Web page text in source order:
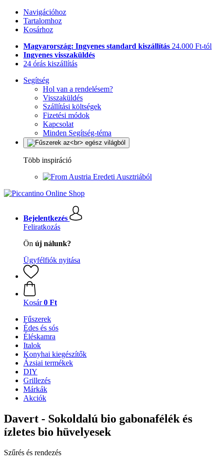
Navigációhoz
Tartalomhoz
Kosárhoz
Magyarország: Ingyenes standard kiszállítás 24.000 Ft-tól
Ingyenes visszaküldés
24 órás kiszállítás
Segítség
Hol van a rendelésem?
Visszaküldés
Szállítási költségek
Fizetési módok
Kapcsolat
Minden Segítség-téma
Több inspiráció
Eredeti Ausztriából
Bejelentkezés
Feliratkozás
Ön új nálunk?
Ügyfélfiók nyitása
Kosár 0 Ft
Fűszerek
Édes és sós
Éléskamra
Italok
Konyhai kiegészítők
Ázsiai termékek
DIY
Grillezés
Márkák
Akciók
Davert - Sokoldalú bio gabonafélék és
ízletes bio hüvelyesek
Szűrés és rendezés